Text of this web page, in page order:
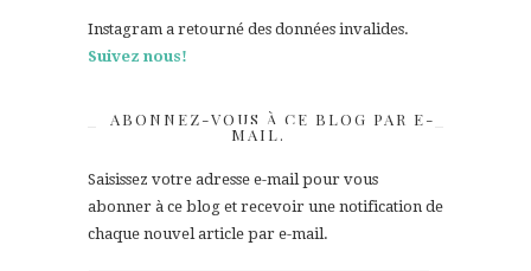
Instagram a retourné des données invalides.
Suivez nous!
ABONNEZ-VOUS À CE BLOG PAR E-
MAIL.
Saisissez votre adresse e-mail pour vous
abonner à ce blog et recevoir une notification de
chaque nouvel article par e-mail.